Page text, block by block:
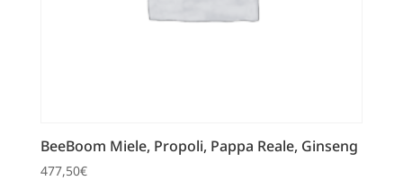
BeeBoom Miele, Propoli, Pappa Reale, Ginseng
477,50€